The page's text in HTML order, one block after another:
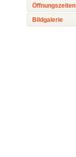
Öffnungszeiten
Bildgalerie